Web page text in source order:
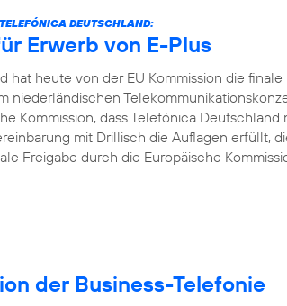
DEUTSCHLAND:
Erwerb von E-Plus
hat heute von der EU Kommission die
niederländischen
Kommission, dass Telefónica Deutschland
mit Drillisch die Auflagen erfüllt,
Freigabe durch die Europäische
der Business-Telefonie